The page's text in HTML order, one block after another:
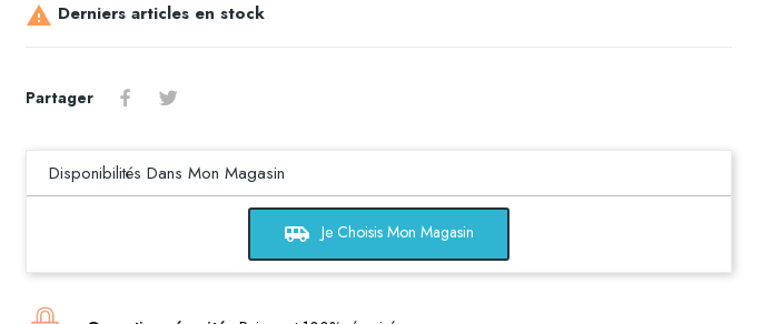
 Derniers articles en stock
Partager
Disponibilités Dans Mon Magasin
airport_shuttle Je Choisis Mon Magasin